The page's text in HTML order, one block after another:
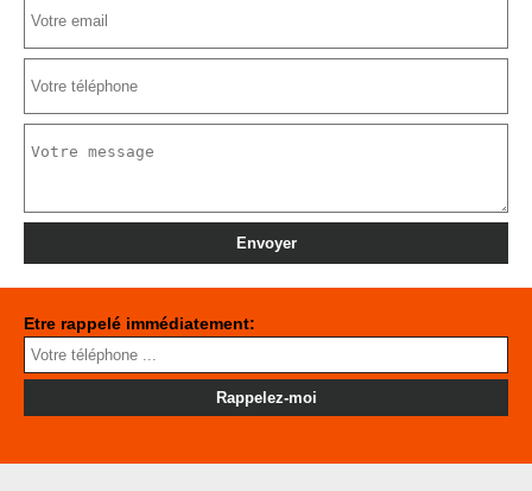
Etre rappelé immédiatement: